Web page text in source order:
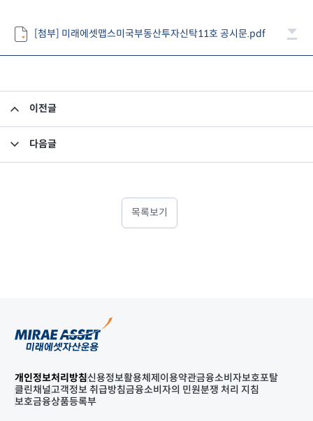
[첨부] 미래에셋맵스미국부동산투자신탁11호 공시문.pdf
이전글
다음글
목록보기
개인정보처리방침신용정보활용체제 이용약관금융소비자보호포탈
클린채널고객정보 취급방침금융소비자의 민원분쟁 처리 지침
보호금융상품등록부